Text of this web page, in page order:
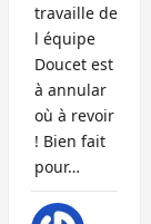
travaille de
l équipe
Doucet est
à annular
où à revoir
! Bien fait
pour…